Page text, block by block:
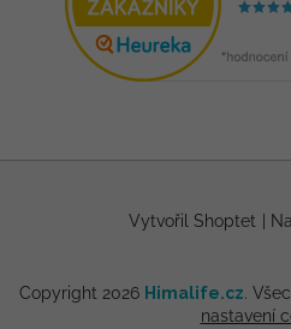
Vytvořil Shoptet
Copyright 2026 Himalife.cz.
nastavení